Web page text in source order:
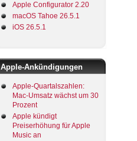
Apple Configurator 2.20
macOS Tahoe 26.5.1
iOS 26.5.1
Apple-Ankündigungen
Apple-Quartalszahlen:
Mac-Umsatz wächst um 30
Prozent
Apple kündigt
Preiserhöhung für Apple
Music an